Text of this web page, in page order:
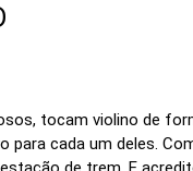
tocam violino de
cada um deles.